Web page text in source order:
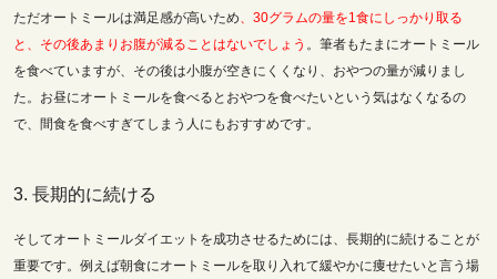
ただオートミールは満足感が高いため、30グラムの量を1食にしっかり取る
と、その後あまりお腹が減ることはないでしょう 。筆者もたまにオートミール
を食べていますが、その後は小腹が空きにくくなり、おやつの量が減りまし
た。お昼にオートミールを食べるとおやつを食べたいという気はなくなるの
で、間食を食べすぎてしまう人にもおすすめです。
3. 長期的に続ける
そしてオートミールダイエットを成功させるためには、長期的に続けることが
重要です。例えば朝食にオートミールを取り入れて緩やかに痩せたいと言う場